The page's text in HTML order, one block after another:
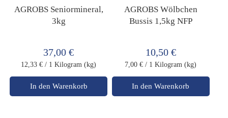
AGROBS Seniormineral,
3kg
37,00 €
12,33 € / 1 Kilogram (kg)
In den Warenkorb
AGROBS Wölbchen
Bussis 1,5kg NFP
10,50 €
7,00 € / 1 Kilogram (kg)
In den Warenkorb